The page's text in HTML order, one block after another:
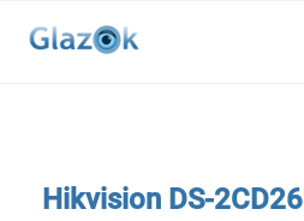
Видеоаналитика
Hikvision DS-